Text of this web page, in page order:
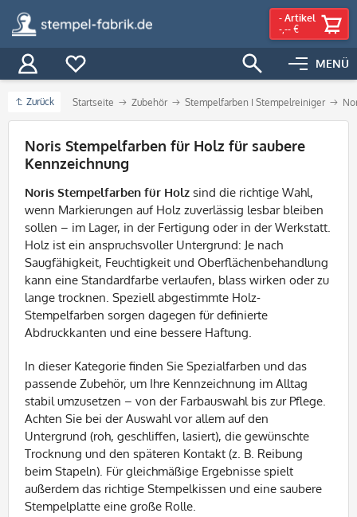
MENÜ
- Artikel
-,-- €
Zurück Startseite Zubehör Stempelfarben I Stempelreiniger
Filter
Noris Stempelfarben für Holz für saubere
Kennzeichnung
Noris Stempelfarben für Holz sind die richtige Wahl,
wenn Markierungen auf Holz zuverlässig lesbar bleiben
sollen – im Lager, in der Fertigung oder in der Werkstatt.
Holz ist ein anspruchsvoller Untergrund: Je nach
Saugfähigkeit, Feuchtigkeit und Oberflächenbehandlung
kann eine Standardfarbe verlaufen, blass wirken oder zu
lange trocknen. Speziell abgestimmte Holz-
Stempelfarben sorgen dagegen für definierte
Abdruckkanten und eine bessere Haftung.
In dieser Kategorie finden Sie Spezialfarben und das
passende Zubehör, um Ihre Kennzeichnung im Alltag
stabil umzusetzen – von der Farbauswahl bis zur Pflege.
Achten Sie bei der Auswahl vor allem auf den
Untergrund (roh, geschliffen, lasiert), die gewünschte
Trocknung und den späteren Kontakt (z. B. Reibung
beim Stapeln). Für gleichmäßige Ergebnisse spielt
außerdem das richtige Stempelkissen und eine saubere
Stempelplatte eine große Rolle.